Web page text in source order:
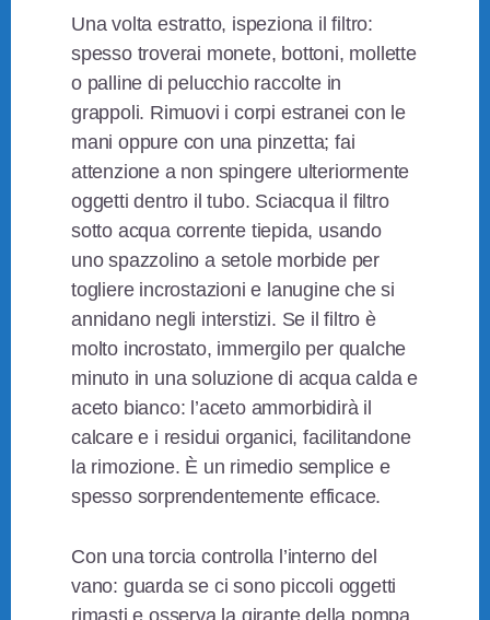
Una volta estratto, ispeziona il filtro:
spesso troverai monete, bottoni, mollette
o palline di pelucchio raccolte in
grappoli. Rimuovi i corpi estranei con le
mani oppure con una pinzetta; fai
attenzione a non spingere ulteriormente
oggetti dentro il tubo. Sciacqua il filtro
sotto acqua corrente tiepida, usando
uno spazzolino a setole morbide per
togliere incrostazioni e lanugine che si
annidano negli interstizi. Se il filtro è
molto incrostato, immergilo per qualche
minuto in una soluzione di acqua calda e
aceto bianco: l’aceto ammorbidirà il
calcare e i residui organici, facilitandone
la rimozione. È un rimedio semplice e
spesso sorprendentemente efficace.
Con una torcia controlla l’interno del
vano: guarda se ci sono piccoli oggetti